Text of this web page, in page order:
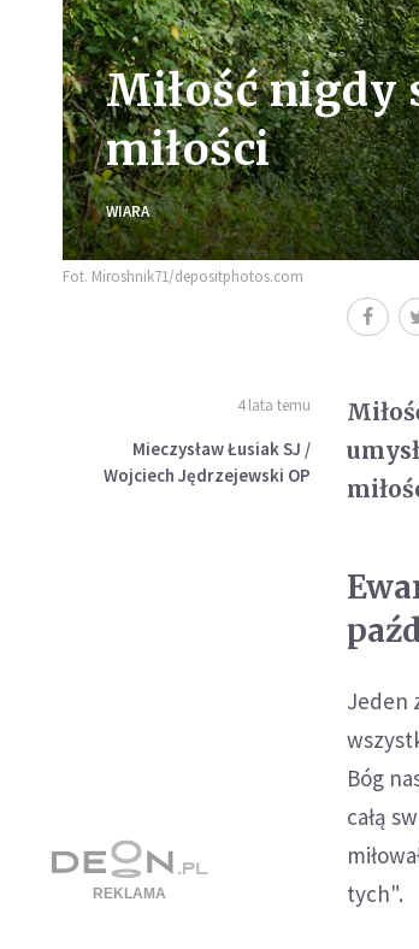
Miłość nigdy
miłości
WIARA
Fot. Miroshnik71/depositphotos.com
4 lata temu
Mieczysław Łusiak SJ /
Wojciech Jędrzejewski OP
Jeden
Bóg
całą
tych".